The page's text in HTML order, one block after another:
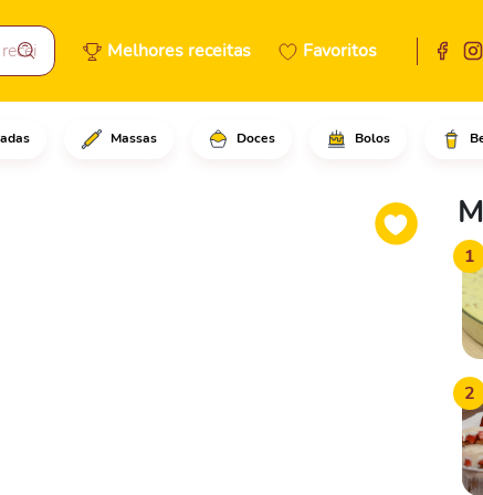
Melhores receitas Favoritos
Massas Doces Bolos
a gosto em uma
1
2